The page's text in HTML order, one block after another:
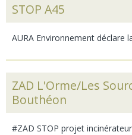
STOP A45
AURA Environnement déclare
ZAD L'Orme/Les
Bouthéon
#ZAD STOP projet incinérateur